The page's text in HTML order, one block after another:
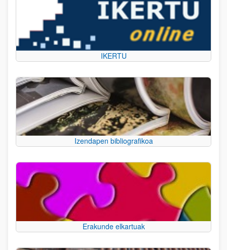
IKERTU
Izendapen bibliografikoa
Erakunde elkartuak